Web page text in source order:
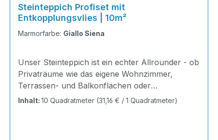
Steinteppich Profiset mit
Entkopplungsvlies | 10m²
Marmorfarbe: Giallo Siena
Unser Steinteppich ist ein echter Allrounder - ob
Privaträume wie das eigene Wohnzimmer,
Terrassen- und Balkonflächen oder
Gewerbeobjekte und Ausstellungsräume; unsere
Inhalt: 10 Quadratmeter (31,16 € / 1 Quadratmeter)